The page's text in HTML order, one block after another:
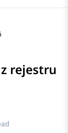
rejestru